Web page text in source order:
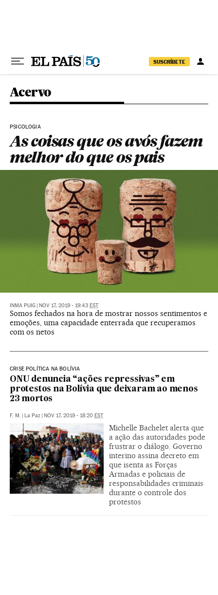
SUSCRÍBETE
Acervo
PSICOLOGIA
As coisas que os avós fazem
melhor do que os pais
INMA PUIG NOV 17, 2019 - 19:43 EST
Somos fechados na hora de mostrar nossos sentimentos e
emoções, uma capacidade enterrada que recuperamos
com os netos
CRISE POLÍTICA NA BOLÍVIA
ONU denuncia “ações repressivas” em
protestos na Bolívia que deixaram ao menos
23 mortos
F. M. La Paz NOV 17, 2019 - 18:20 EST
Michelle Bachelet alerta que
a ação das autoridades pode
frustrar o diálogo. Governo
interino assina decreto em
que isenta as Forças
Armadas e policiais de
responsabilidades criminais
durante o controle dos
protestos